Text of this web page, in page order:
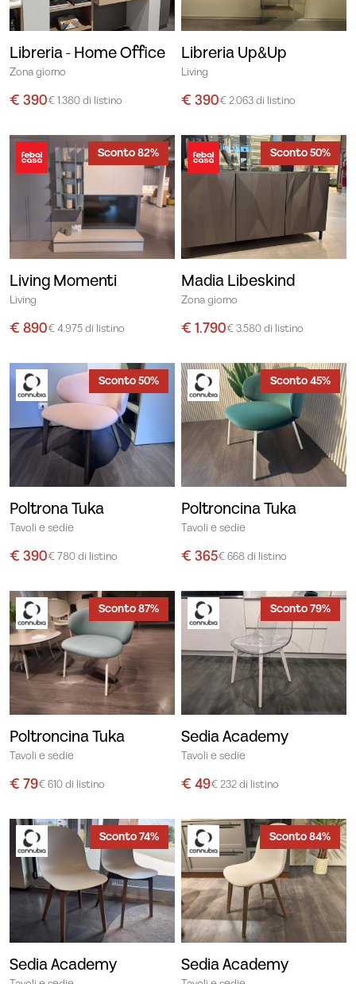
Libreria - Home Office
Zona giorno
€ 390€ 1.380 di listino
Libreria Up&Up
Living
€ 390€ 2.063 di listino
Sconto 82%
Living Momenti
Living
€ 890€ 4.975 di listino
Sconto 50%
Madia Libeskind
Zona giorno
€ 1.790€ 3.580 di listino
Sconto 50%
Poltrona Tuka
Tavoli e sedie
€ 390€ 780 di listino
Sconto 45%
Poltroncina Tuka
Tavoli e sedie
€ 365€ 668 di listino
Sconto 87%
Poltroncina Tuka
Tavoli e sedie
€ 79€ 610 di listino
Sconto 79%
Sedia Academy
Tavoli e sedie
€ 49€ 232 di listino
Sconto 74%
Sedia Academy
Sconto 84%
Sedia Academy